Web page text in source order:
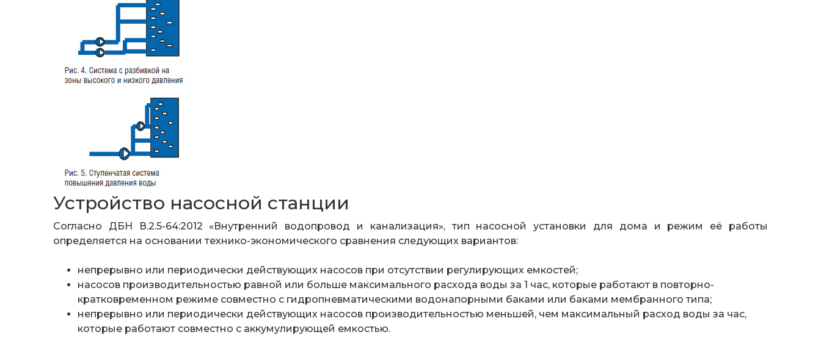
Устройство насосной станции
Согласно ДБН В.2.5-64:2012 «Внутренний водопровод и канализация», тип насосной установки для дома и режим её работы
определяется на основании технико-экономического сравнения следующих вариантов:
непрерывно или периодически действующих насосов при отсутствии регулирующих емкостей;
насосов производительностью равной или больше максимального расхода воды за 1 час, которые работают в повторно-
кратковременном режиме совместно с гидропневматическими водонапорными баками или баками мембранного типа;
непрерывно или периодически действующих насосов производительностью меньшей, чем максимальный расход воды за час,
которые работают совместно с аккумулирующей емкостью.